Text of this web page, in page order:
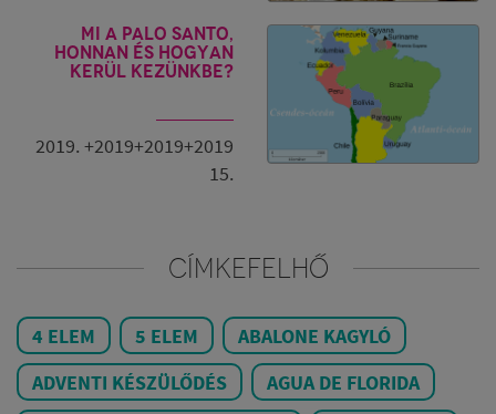
Mi a Palo Santo,
honnan és hogyan
kerül kezünkbe?
2019. +2019+2019+2019
15.
CÍMKEFELHŐ
4 ELEM 5 ELEM
ABALONE KAGYLÓ
ADVENTI KÉSZÜLŐDÉS
AGUA DE FLORIDA